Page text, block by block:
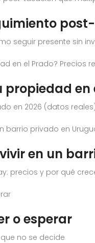
seguir presente sin
en
en 2026 (datos
en un
precios y por qué
o esperar
no se decide